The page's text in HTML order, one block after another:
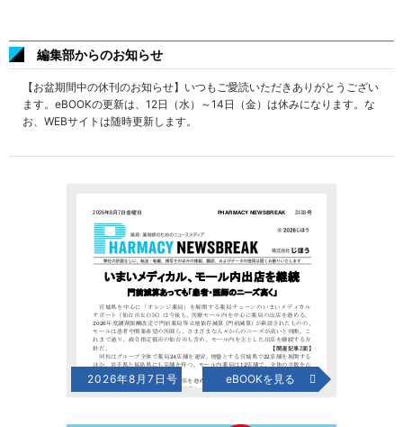
編集部からのお知らせ
【お盆期間中の休刊のお知らせ】いつもご愛読いただきありがとうござい
ます。eBOOKの更新は、12日（水）～14日（金）は休みになります。な
お、WEBサイトは随時更新します。
2026年8月7日号 eBOOKを見る